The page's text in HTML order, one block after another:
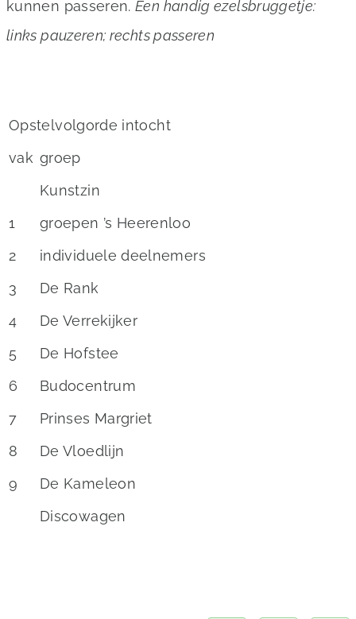
kunnen passeren.Een handig ezelsbruggetje:
links pauzeren; rechts passeren
Opstelvolgorde intocht
vak groep
Kunstzin
1
groepen ’s Heerenloo
2
individuele deelnemers
3
De Rank
4
De Verrekijker
5
De Hofstee
6
Budocentrum
7
Prinses Margriet
8
De Vloedlijn
9
De Kameleon
Discowagen